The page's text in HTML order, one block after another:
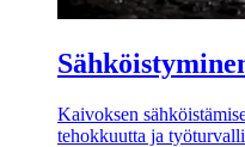
Kaivoksen
tehokkuutta ja